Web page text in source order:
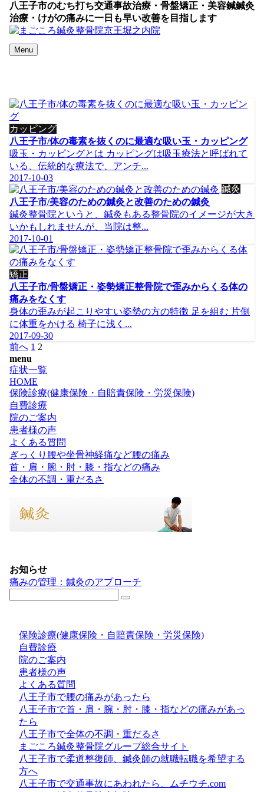
八王子市のむち打ち交通事故治療・骨盤矯正・美容鍼鍼灸
治療・けがの痛みに一日も早い改善を目指します
Menu
カッピング
八王子市/体の毒素を抜くのに最適な吸い玉・カッピング
吸玉・カッピングとは カッピングは吸玉療法と呼ばれて
いる、伝統的な療法で、アンチ...
2017-10-03
鍼灸
八王子市/美容のための鍼灸と改善のための鍼灸
鍼灸整骨院というと、鍼灸もある整骨院のイメージが大き
いかもしれませんが、当院は整...
2017-10-01
矯正
八王子市/骨盤矯正・姿勢矯正整骨院で歪みからくる体の
痛みをなくす
身体の歪みが起こりやすい姿勢の方の特徴 足を組む 片側
に体重をかける 椅子に浅く...
2017-09-30
前へ 1 2
menu
症状一覧
HOME
保険診療(健康保険・自賠責保険・労災保険)
自費診療
院のご案内
患者様の声
よくある質問
ぎっくり腰や坐骨神経痛など腰の痛み
首・肩・腕・肘・膝・指などの痛み
全体の不調・重だるさ
お知らせ
痛みの管理：鍼灸のアプローチ
保険診療(健康保険・自賠責保険・労災保険)
自費診療
院のご案内
患者様の声
よくある質問
八王子市で腰の痛みがあったら
八王子市で首・肩・腕・肘・膝・指などの痛みがあっ
たら
八王子市で全体の不調・重だるさ
まごころ鍼灸整骨院グループ総合サイト
八王子市で柔道整復師、鍼灸師の就職転職を希望する
方へ
八王子市で交通事故にあわれたら、ムチウチ.com